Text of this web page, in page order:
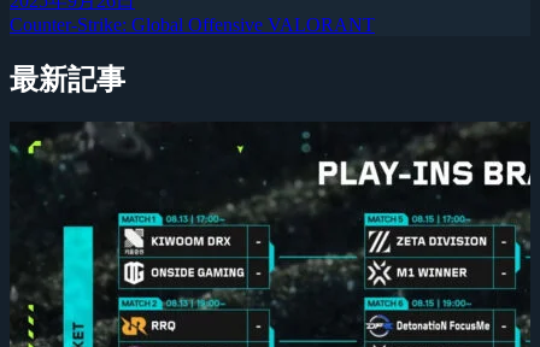
Counter-Strike: Global Offensive VALORANT
最新記事